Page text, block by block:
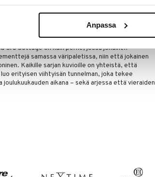
Anpassa
pähkinöiden, pikkuleipien ja muiden herkkujen
riisipuurolle tai riisipuuroon jouluaattona, jolloin
joulutunnelman. Grand Cru Cottagen
marjat, tyrni, linnut, hunajasydämet,
on koottu ainutlaatuiseen sommitelmaan
Cru Cottage on kuin perhe, jossa jokainen
samassa väripaletissa, niin että jokainen
Kaikille sarjan kuvioille on yhteistä, että
erityisen viihtyisän tunnelman, joka tekee
aikana – sekä arjessa että vieraiden